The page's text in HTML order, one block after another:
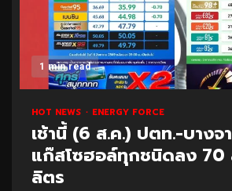
1 min read
HOT NEWS ENERGY FORCE
เช้านี้ (6 ส.ค.) ปตท.-บางจ
แก๊สโซฮอล์ทุกชนิดลง 70
ลิตร